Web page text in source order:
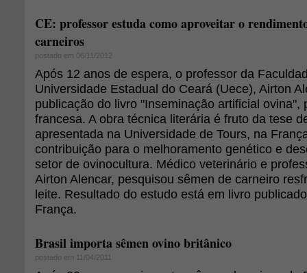
CE: professor estuda como aproveitar o
carneiros
postado em 06/11/2012
Após 12 anos de espera, o professor da
Universidade Estadual do Ceará (Uece), Airton
publicação do livro "Inseminação artificial ovina",
francesa. A obra técnica literária é fruto da tese
apresentada na Universidade de Tours, na
contribuição para o melhoramento genético e
setor de ovinocultura. Médico veterinário e
Airton Alencar, pesquisou sêmen de carneiro
leite. Resultado do estudo está em livro
França.
Brasil importa sêmen ovino britânico
postado em 11/04/2011